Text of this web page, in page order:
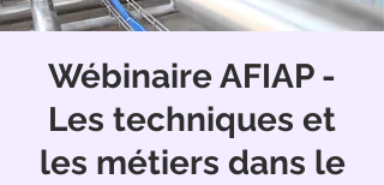
Wébinaire AFIAP -
Les techniques et
les métiers dans le